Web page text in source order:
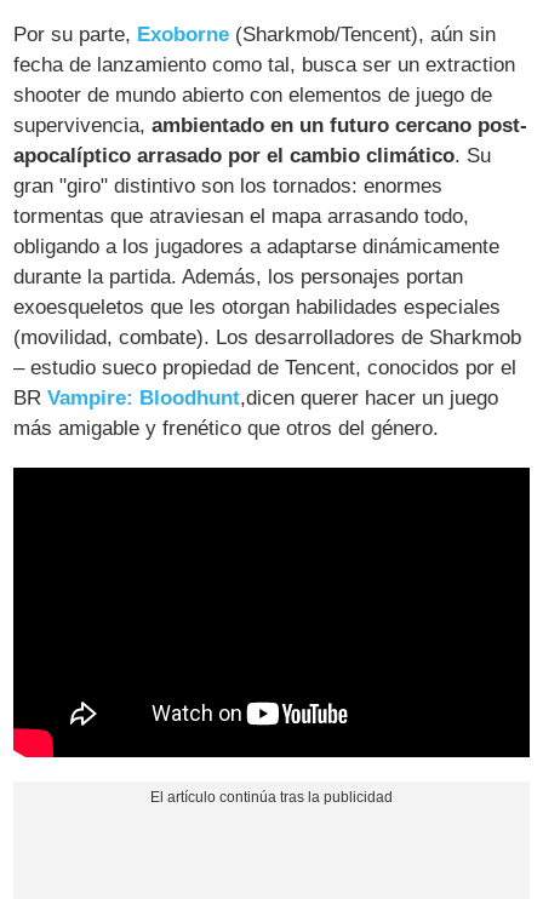
Por su parte, Exoborne (Sharkmob/Tencent), aún sin
fecha de lanzamiento como tal, busca ser un extraction
shooter de mundo abierto con elementos de juego de
supervivencia,ambientado en un futuro cercano post-
apocalíptico arrasado por el cambio climático. Su
gran "giro" distintivo son los tornados: enormes
tormentas que atraviesan el mapa arrasando todo,
obligando a los jugadores a adaptarse dinámicamente
durante la partida​. Además, los personajes portan
exoesqueletos que les otorgan habilidades especiales
(movilidad, combate). Los desarrolladores de Sharkmob
– estudio sueco propiedad de Tencent, conocidos por el
BRVampire: Bloodhunt,dicen querer hacer un juego
más amigable y frenético que otros del género​.